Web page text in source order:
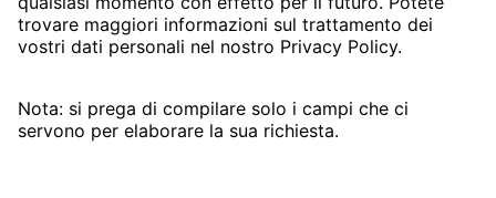
trovare maggiori informazioni sul trattamento dei
vostri dati personali nel nostro Privacy Policy.
Nota: si prega di compilare solo i campi che ci
servono per elaborare la sua richiesta.